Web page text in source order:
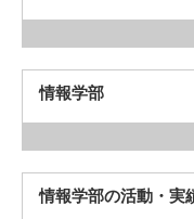
情報学部
情報学部の活動・実